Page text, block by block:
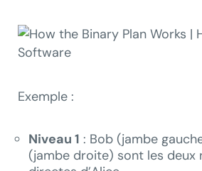
Exemple :
Niveau 1 : Bob (jambe
(jambe droite) sont les deux